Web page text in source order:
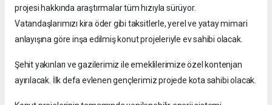
projesi hakkında araştırmalar tüm hızıyla sürüyor.
Vatandaşlarımızı kira öder gibi taksitlerle, yerel ve yatay mimari
anlayışına göre inşa edilmiş konut projeleriyle ev sahibi olacak.
Şehit yakınları ve gazilerimiz ile emeklilerimize özel kontenjan
ayırılacak. İlk defa evlenen gençlerimiz projede kota sahibi olacak.